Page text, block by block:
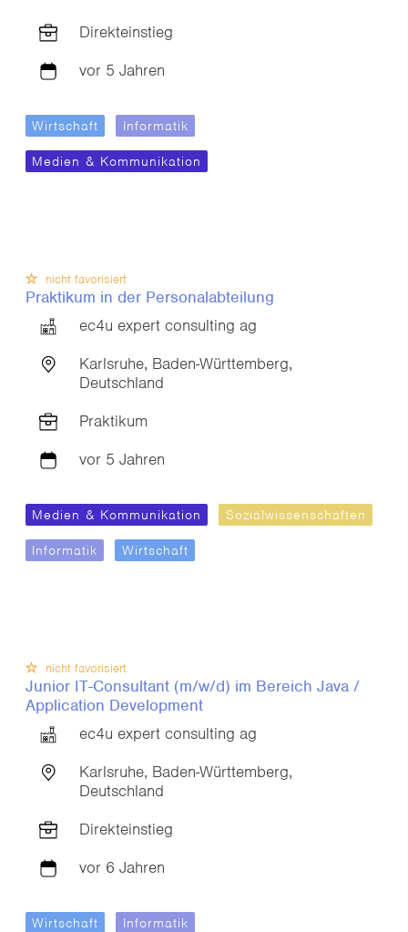
Direkteinstieg
vor 5 Jahren
Wirtschaft Informatik
Medien & Kommunikation
nicht favorisiert
Praktikum in der Personalabteilung
ec4u expert consulting ag
Karlsruhe, Baden-Württemberg,
Deutschland
Praktikum
vor 5 Jahren
Medien & Kommunikation Sozialwissenschaften
Informatik Wirtschaft
nicht favorisiert
Junior IT-Consultant (m/w/d) im Bereich Java /
Application Development
ec4u expert consulting ag
Karlsruhe, Baden-Württemberg,
Deutschland
Direkteinstieg
vor 6 Jahren
Wirtschaft Informatik